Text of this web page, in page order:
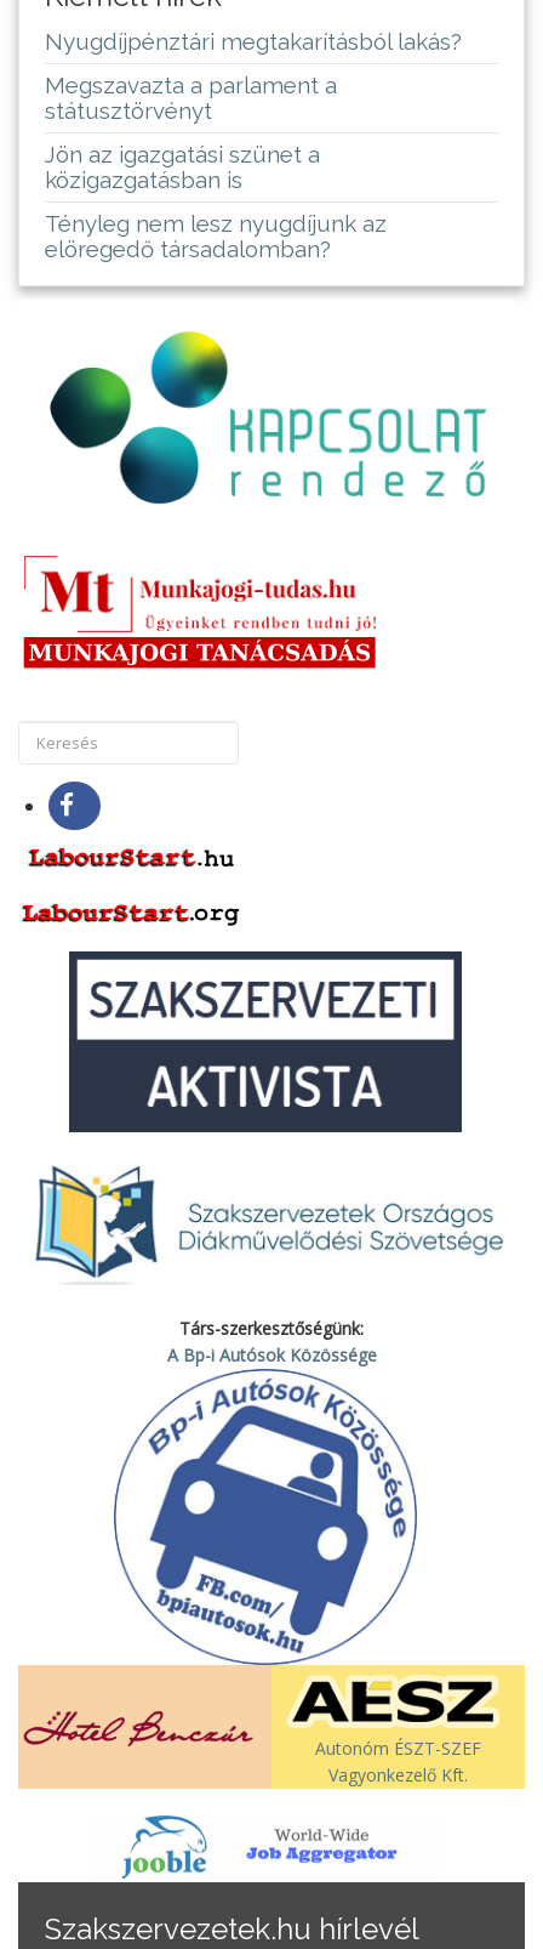
Nyugdíjpénztári megtakarításból lakás?
Megszavazta a parlament a
státusztörvényt
Jön az igazgatási szünet a
közigazgatásban is
Tényleg nem lesz nyugdíjunk az
elöregedő társadalomban?
Társ-szerkesztőségünk:
A Bp-i Autósok Közössége
Autonóm ÉSZT-SZEF
Vagyonkezelő Kft.
Szakszervezetek.hu hírlevél